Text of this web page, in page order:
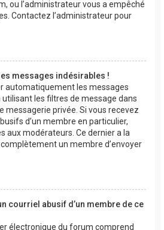
ou l’administrateur vous a empêché
Contactez l’administrateur pour
messages indésirables !
automatiquement les messages
utilisant les filtres de message dans
messagerie privée. Si vous recevez
d’un membre en particulier,
aux modérateurs. Ce dernier a la
un membre d’envoyer
courriel abusif d’un membre de ce
électronique du forum comprend